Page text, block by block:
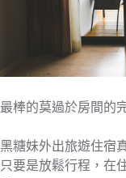
最棒的莫過於房間的
黑糖妹外出旅遊住宿
只要是放鬆行程，在